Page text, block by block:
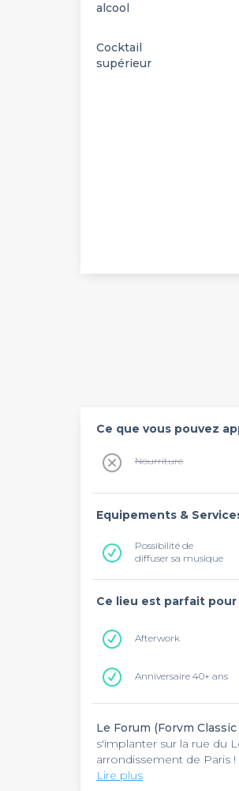
alcool
Cocktail
supérieur
Ce que vous pouvez
Nourriture
Equipements &
Possibilité de
diffuser sa musique
Ce lieu est parfait pour
Afterwork
Anniversaire 40+ ans
Le Forum (Forvm Classic
s'implanter sur la rue du
arrondissement de Paris !
Lire plus